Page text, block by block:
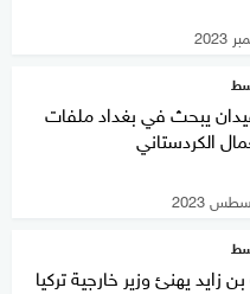
يبحث في بغداد ملفات
الكردستاني
زايد يهنئ وزير خارجية تركيا